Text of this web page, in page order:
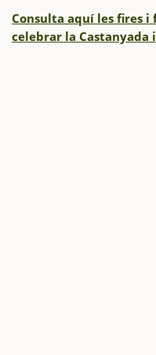
Consulta aquí les fires i
celebrar la Castanyada